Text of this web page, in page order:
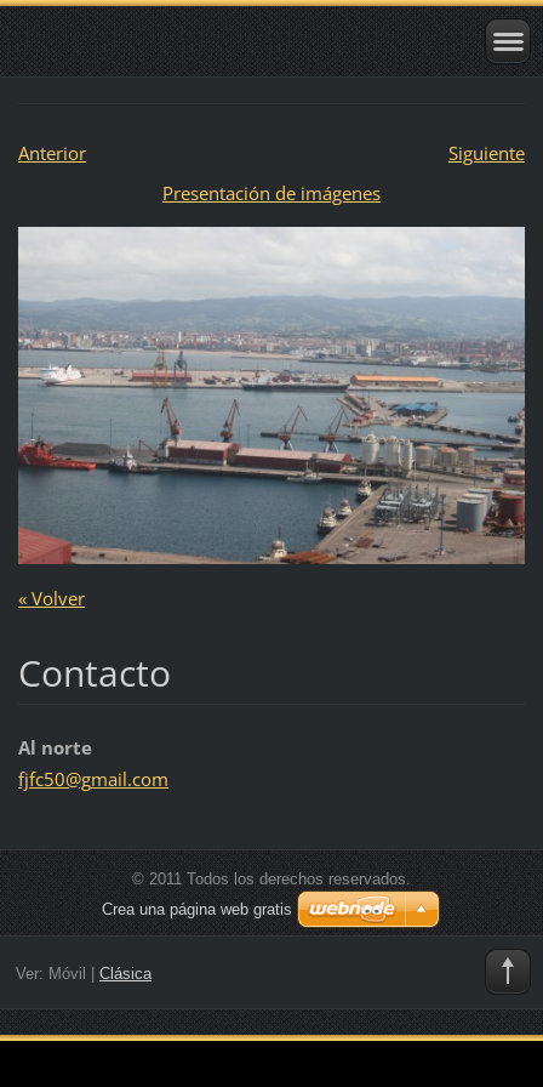
Anterior
Siguiente
Presentación de imágenes
« Volver
Contacto
Al norte
fjfc50@gmail.com
© 2011 Todos los derechos reservados.
Crea una página web gratis
Ver: Móvil | Clásica